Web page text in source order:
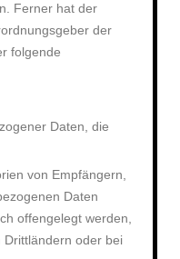
Ferner hat der
der
folgende
Daten, die
von Empfängern,
Daten
offengelegt werden,
Drittländern oder bei